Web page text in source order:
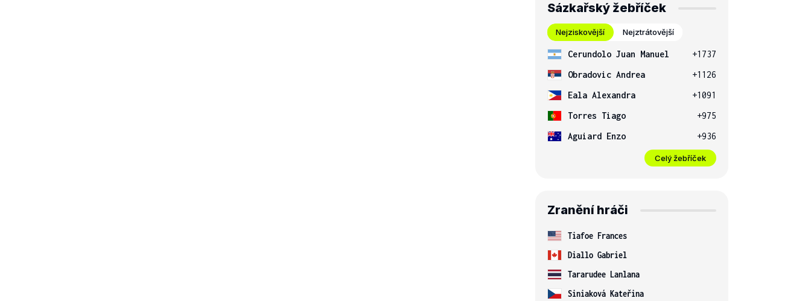
Sázkařský žebříček
Nejziskovější Nejztrátovější
Cerundolo Juan Manuel
+1737
Obradovic Andrea
+1126
Eala Alexandra
+1091
Torres Tiago
+975
Aguiard Enzo
+936
Celý žebříček
Zranění hráči
Tiafoe Frances
Diallo Gabriel
Tararudee Lanlana
Siniaková Kateřina